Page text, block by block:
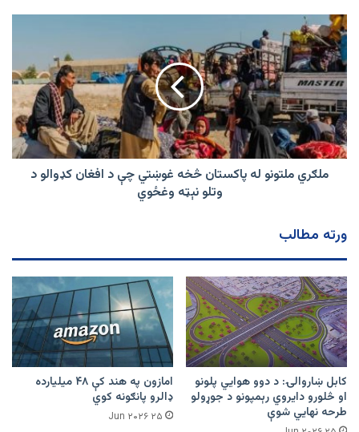
ملګري
ملتونو
له
پاکستان
څخه
غوښتي
چې
د
افغان
کډوالو
وغځوي
ملګري ملتونو له پاکستان څخه غوښتي چې د افغان کډوالو د
وتلو نېټه وغځوي
ورته مطالب
کابل ښاروالۍ: د دوو هوايي پلونو
او څلورو دایروي رېمپونو د جوړولو
طرحه نهایي شوې
امازون په هند کې ۴۸ میلیارده
ډالرو پانګونه کوي
۲۵ Jun ۲۰۲۶